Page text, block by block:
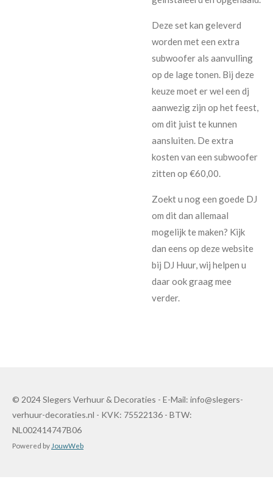
Deze set kan geleverd
worden met een extra
subwoofer als aanvulling
op de lage tonen. Bij deze
keuze moet er wel een dj
aanwezig zijn op het feest,
om dit juist te kunnen
aansluiten. De extra
kosten van een subwoofer
zitten op €60,00.
Zoekt u nog een goede DJ
om dit dan allemaal
mogelijk te maken? Kijk
dan eens op deze website
bij DJ Huur, wij helpen u
daar ook graag mee
verder.
© 2024 Slegers Verhuur & Decoraties - E-Mail: info@slegers-
verhuur-decoraties.nl - KVK: 75522136 - BTW:
NL002414747B06
Powered by JouwWeb